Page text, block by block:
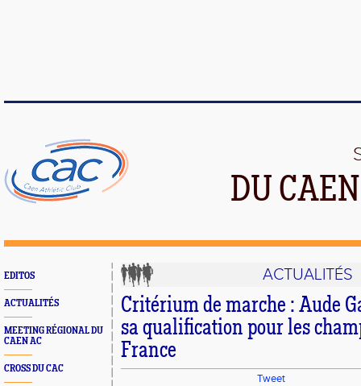
DU
EDITOS
ACTUALITÉS
MEETING RÉGIONAL DU
CAEN AC
CROSS DU CAC
ACTUALITÉS
Critérium de marche : Aude
sa qualification pour les
France
Tweet